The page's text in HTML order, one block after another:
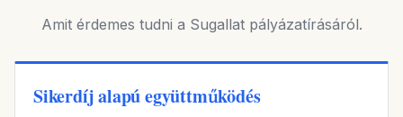
Amit érdemes tudni a Sugallat pályázatírásáról.
Sikerdíj alapú együttműködés